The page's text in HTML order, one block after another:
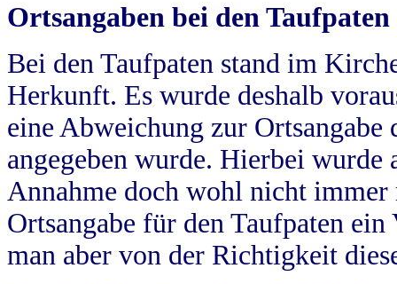
Ortsangaben bei den Taufpaten
Bei den Taufpaten stand im
Herkunft. Es wurde deshalb
eine Abweichung zur
angegeben wurde. Hierbei wurde
Annahme doch wohl nicht
Ortsangabe für den Taufpaten
man aber von der Richtigkeit